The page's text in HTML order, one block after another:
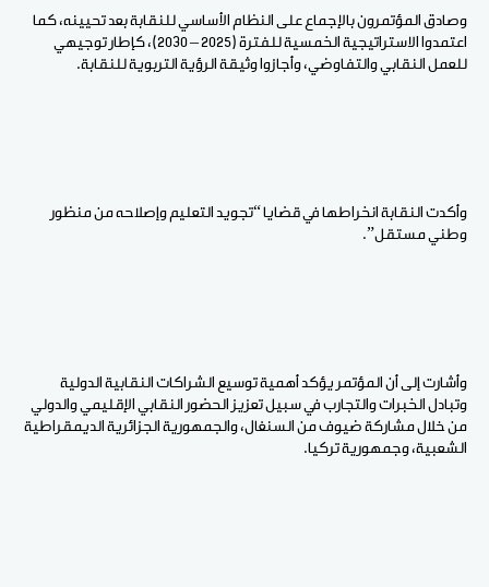
وصادق المؤتمرون بالإجماع على النظام الأساسي للنقابة بعد تحيينه، كما
اعتمدوا الاستراتيجية الخمسية للفترة (2025 – 2030)، كإطار توجيهي
للعمل النقابي والتفاوضي، وأجازوا وثيقة الرؤية التربوية للنقابة.
وأكدت النقابة انخراطها في قضايا “تجويد التعليم وإصلاحه من منظور
وطني مستقل”.
وأشارت إلى أن المؤتمر يؤكد أهمية توسيع الشراكات النقابية الدولية
وتبادل الخبرات والتجارب في سبيل تعزيز الحضور النقابي الإقليمي والدولي
من خلال مشاركة ضيوف من السنغال، والجمهورية الجزائرية الديمقراطية
الشعبية، وجمهورية تركيا.